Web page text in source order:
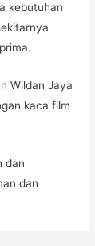
kebutuhan
Wildan Jaya
kaca film
dan
dan